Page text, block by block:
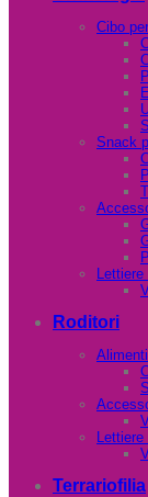
Cibo
Snack
Roditori
Terrariofilia